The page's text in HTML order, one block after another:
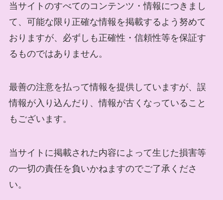
当サイトのすべてのコンテンツ・情報につきまし
て、可能な限り正確な情報を掲載するよう努めて
おりますが、必ずしも正確性・信頼性等を保証す
るものではありません。
最善の注意を払って情報を提供していますが、誤
情報が入り込んだり、情報が古くなっていること
もございます。
当サイトに掲載された内容によって生じた損害等
の一切の責任を負いかねますのでご了承くださ
い。